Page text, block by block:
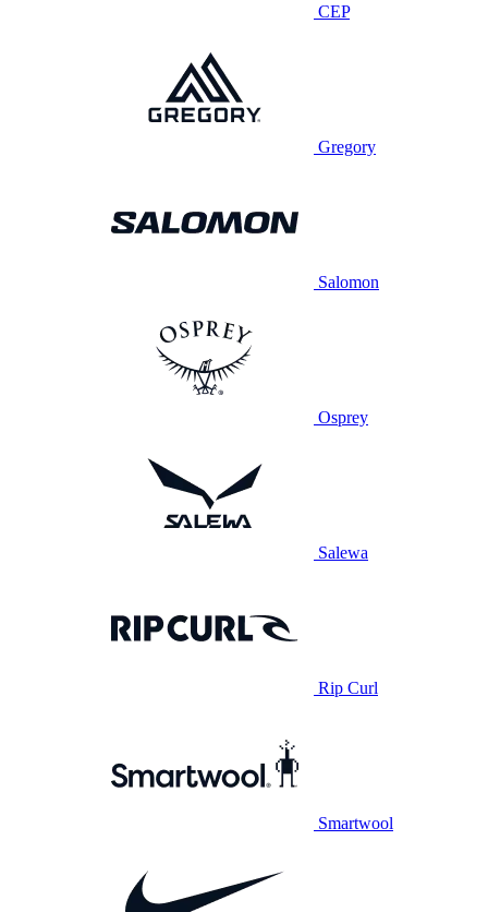
CEP
Gregory
Salomon
Osprey
Salewa
Rip Curl
Smartwool